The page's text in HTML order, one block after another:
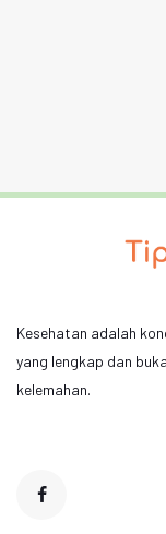
Kesehatan adalah
yang lengkap dan
kelemahan.